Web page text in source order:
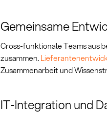
Gemeinsame
Cross-funktionale Teams aus
zusammen.
Zusammenarbeit und
IT-Integration und